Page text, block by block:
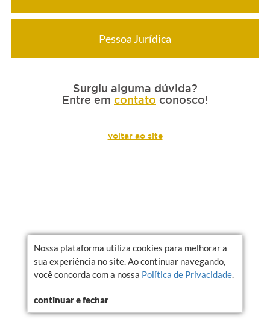
Pessoa Jurídica
Surgiu alguma dúvida?
Entre em contato conosco!
voltar ao site
Nossa plataforma utiliza cookies para melhorar a
sua experiência no site. Ao continuar navegando,
você concorda com a nossa Política de Privacidade.
continuar e fechar